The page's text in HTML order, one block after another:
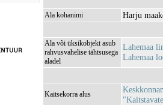
Ala kohanimi Harju
Ala või üksikobjekt asub
rahvusvahelise tähtsusega
aladel
Lahemaa
Lahemaa
Kaitsekorra alus